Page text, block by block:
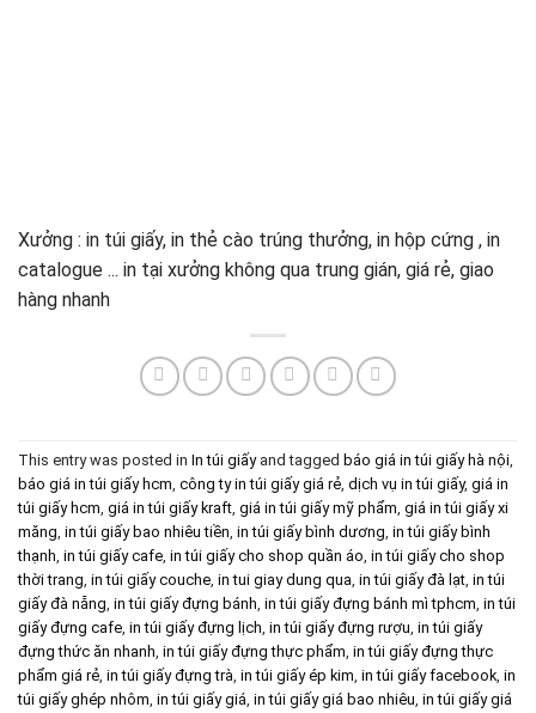
Xưởng : in túi giấy, in thẻ cào trúng thưởng, in hộp cứng , in
catalogue ... in tại xưởng không qua trung gián, giá rẻ, giao
hàng nhanh
This entry was posted in In túi giấyand tagged báo giá in túi giấy hà nội,
báo giá in túi giấy hcm, công ty in túi giấy giá rẻ, dịch vụ in túi giấy, giá in
túi giấy hcm, giá in túi giấy kraft, giá in túi giấy mỹ phẩm, giá in túi giấy xi
măng, in túi giấy bao nhiêu tiền, in túi giấy bình dương, in túi giấy bình
thạnh, in túi giấy cafe, in túi giấy cho shop quần áo, in túi giấy cho shop
thời trang, in túi giấy couche, in tui giay dung qua, in túi giấy đà lạt, in túi
giấy đà nẵng, in túi giấy đựng bánh, in túi giấy đựng bánh mì tphcm, in túi
giấy đựng cafe, in túi giấy đựng lịch, in túi giấy đựng rượu, in túi giấy
đựng thức ăn nhanh, in túi giấy đựng thực phẩm, in túi giấy đựng thực
phẩm giá rẻ, in túi giấy đựng trà, in túi giấy ép kim, in túi giấy facebook, in
túi giấy ghép nhôm, in túi giấy giá, in túi giấy giá bao nhiêu, in túi giấy giá